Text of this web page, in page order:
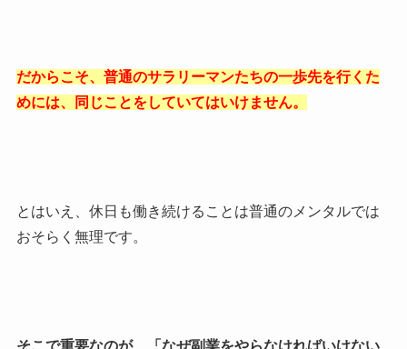
だからこそ、普通のサラリーマンたちの一歩先を行くた
めには、同じことをしていてはいけません。
とはいえ、休日も働き続けることは普通のメンタルでは
おそらく無理です。
そこで重要なのが、「なぜ副業をやらなければいけない